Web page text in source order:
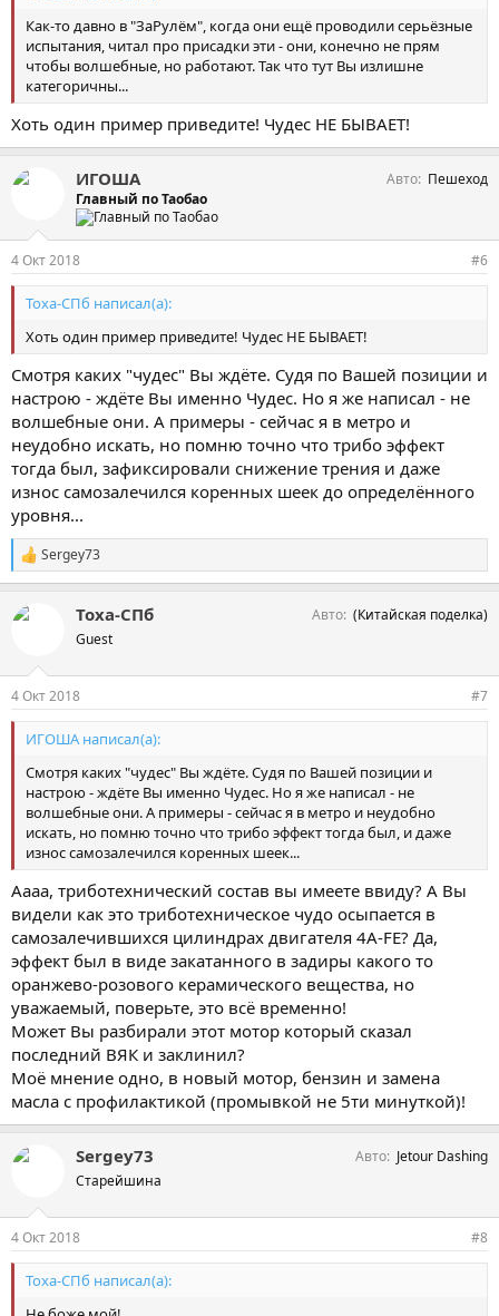
Как-то давно в "ЗаРулём", когда они ещё проводили серьёзные
испытания, читал про присадки эти - они, конечно не прям
чтобы волшебные, но работают. Так что тут Вы излишне
категоричны...
Хоть один пример приведите! Чудес НЕ БЫВАЕТ!
ИГОША
Главный по Таобао
Авто Пешеход
4 Окт 2018 #6
Тоха-СПб написал(а):
Хоть один пример приведите! Чудес НЕ БЫВАЕТ!
Смотря каких "чудес" Вы ждёте. Судя по Вашей позиции и
настрою - ждёте Вы именно Чудес. Но я же написал - не
волшебные они. А примеры - сейчас я в метро и
неудобно искать, но помню точно что трибо эффект
тогда был, зафиксировали снижение трения и даже
износ самозалечился коренных шеек до определённого
уровня...
С
и
п
Sergey73
Тоха-СПб
Guest
Авто (Китайская поделка)
4 Окт 2018 #7
ИГОША написал(а):
Смотря каких "чудес" Вы ждёте. Судя по Вашей позиции и
настрою - ждёте Вы именно Чудес. Но я же написал - не
волшебные они. А примеры - сейчас я в метро и неудобно
искать, но помню точно что трибо эффект тогда был, и даже
износ самозалечился коренных шеек...
Аааа, триботехнический состав вы имеете ввиду? А Вы
видели как это триботехническое чудо осыпается в
самозалечившихся цилиндрах двигателя 4A-FE? Да,
эффект был в виде закатанного в задиры какого то
оранжево-розового керамического вещества, но
уважаемый, поверьте, это всё временно!
Может Вы разбирали этот мотор который сказал
последний ВЯК и заклинил?
Моё мнение одно, в новый мотор, бензин и замена
масла с профилактикой (промывкой не 5ти минуткой)!
Sergey73
Старейшина
Авто Jetour Dashing
4 Окт 2018 #8
Тоха-СПб написал(а):